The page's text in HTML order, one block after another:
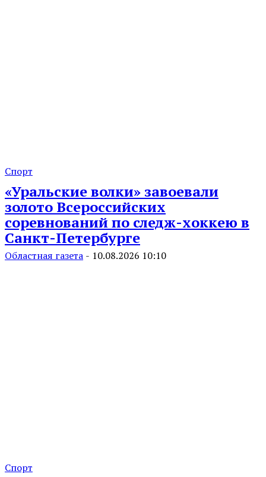
Спорт
«Уральские волки» завоевали
золото Всероссийских
соревнований по следж-хоккею в
Санкт-Петербурге
Областная газета - 10.08.2026 10:10
Спорт